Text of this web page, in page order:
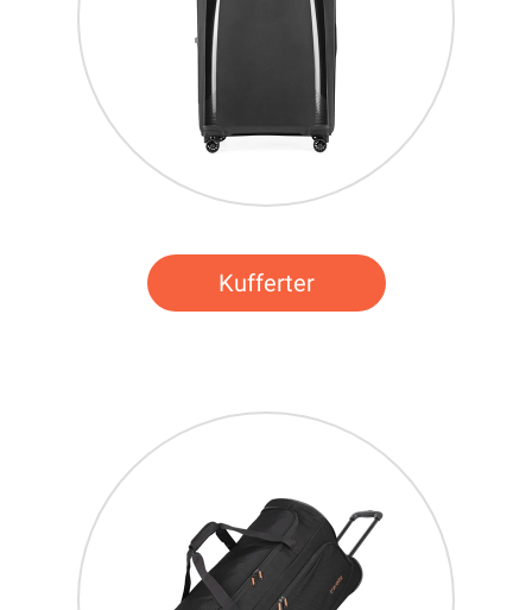
Kufferter